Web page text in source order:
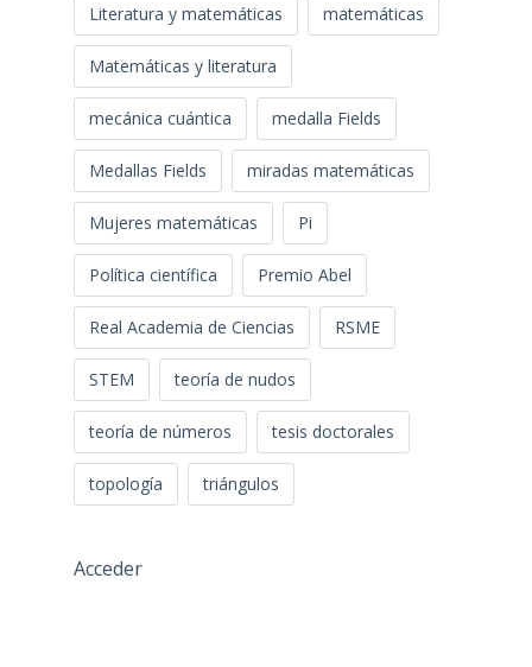
Literatura y matemáticas matemáticas
Matemáticas y literatura
mecánica cuántica medalla Fields
Medallas Fields miradas matemáticas
Mujeres matemáticas Pi
Política científica Premio Abel
Real Academia de Ciencias RSME
STEM teoría de nudos
teoría de números tesis doctorales
topología triángulos
Acceder